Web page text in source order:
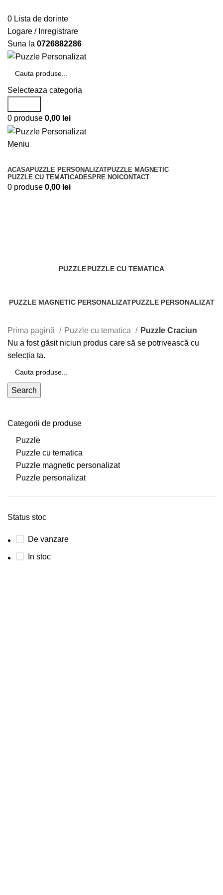
0 Lista de dorinte
Logare / Inregistrare
Suna la 0726882286
Selecteaza categoria
0 produse 0,00 lei
Meniu
ACASAPUZZLE PERSONALIZATPUZZLE MAGNETIC
PUZZLE CU TEMATICADESPRE NOICONTACT
0 produse 0,00 lei
PUZZLEPUZZLE CU TEMATICA
PUZZLE MAGNETIC PERSONALIZATPUZZLE PERSONALIZAT
Categorii de produse
Puzzle
Puzzle cu tematica
Puzzle magnetic personalizat
Puzzle personalizat
Status stoc
De vanzare
In stoc
Prima pagină Puzzle cu tematica
Puzzle Craciun
Nu a fost găsit niciun produs care să se potrivească cu
selecția ta.
Search